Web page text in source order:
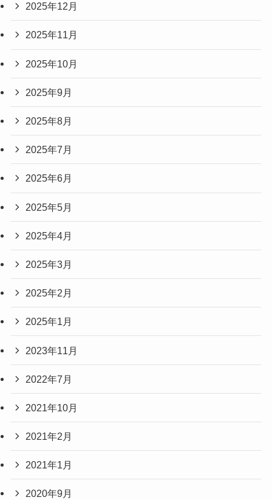
2025年12月
2025年11月
2025年10月
2025年9月
2025年8月
2025年7月
2025年6月
2025年5月
2025年4月
2025年3月
2025年2月
2025年1月
2023年11月
2022年7月
2021年10月
2021年2月
2021年1月
2020年9月